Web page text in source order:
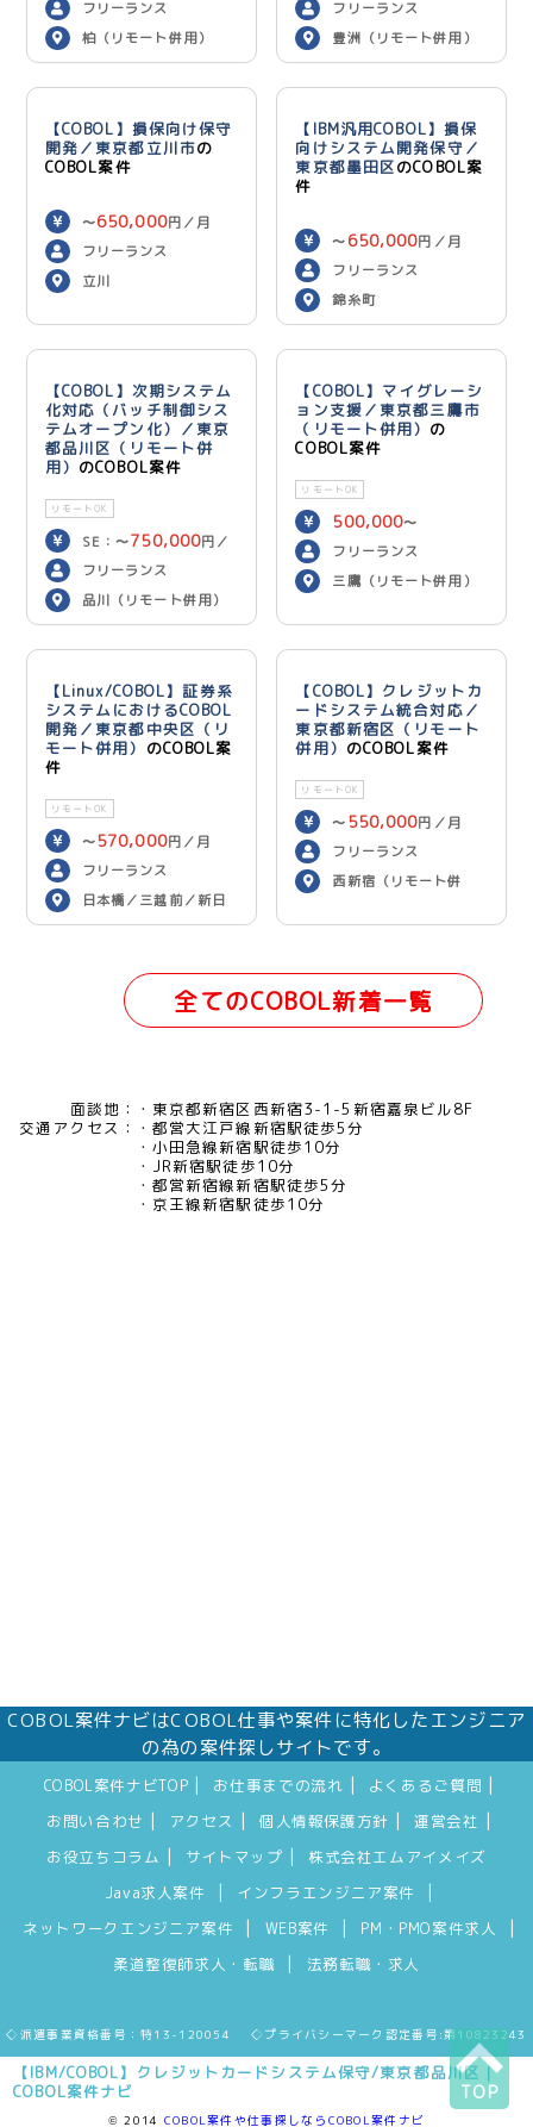
【IBM/COBOL】クレジットカードシステム保守/東京都品川区｜
COBOL案件ナビ
フリーランス
柏（リモート併用）
円／月
フリーランス
豊洲（リモート併用）
【COBOL】損保向け保守
開発／東京都立川市の
COBOL案件
〜650,000円／月
フリーランス
立川
【IBM汎用COBOL】損保
向けシステム開発保守／
東京都墨田区のCOBOL案
件
〜 650,000円／月
フリーランス
錦糸町
【COBOL】次期システム
化対応（バッチ制御シス
テムオープン化）／東京
都品川区（リモート併
用） のCOBOL案件
リモートOK
SE：〜750,000円／
月 PG：〜700,000
／月
フリーランス
品川（リモート併用）
【COBOL】マイグレーシ
ョン支援／東京都三鷹市
（リモート併用） の
COBOL案件
リモートOK
500,000〜
600,000 円／月
フリーランス
三鷹（リモート併用）
【Linux/COBOL】証券系
システムにおけるCOBOL
開発／東京都中央区（リ
モート併用） のCOBOL案
件
リモートOK
〜 570,000円／月
フリーランス
日本橋／三越前／新日
本橋（リモート併用）
【COBOL】クレジットカ
ードシステム統合対応／
東京都新宿区（リモート
併用） のCOBOL案件
リモートOK
〜 550,000円／月
フリーランス
西新宿（リモート併
全てのCOBOL新着一覧
面談地：
東京都新宿区西新宿3-1-5新宿嘉泉ビル8F
交通アクセス：
都営大江戸線新宿駅徒歩5分
小田急線新宿駅徒歩10分
JR新宿駅徒歩10分
都営新宿線新宿駅徒歩5分
京王線新宿駅徒歩10分
COBOL案件ナビはCOBOL仕事や案件に特化したエンジニア
の為の案件探しサイトです。
TOP
COBOL案件ナビTOP お仕事までの流れ よくあるご質問
お問い合わせ アクセス 個人情報保護方針 運営会社
お役立ちコラム サイトマップ
株式会社エムアイメイズ
Java求人案件
インフラエンジニア案件
ネットワークエンジニア案件 WEB案件 PM・PMO案件求人
柔道整復師求人・転職 法務転職・求人
◇派遣事業資格番号：特13-120054 ◇プライバシーマーク認定番号:第10823243
© 2014 COBOL案件や仕事探しならCOBOL案件ナビ